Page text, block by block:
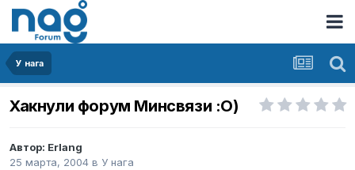
У нага
Хакнули форум Минсвязи :О)
Автор: Erlang
25 марта, 2004 в У нага